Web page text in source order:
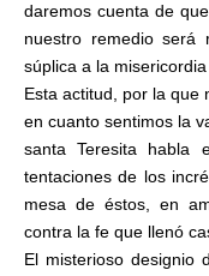
daremos cuenta de
nuestro remedio será
súplica a la misericordia
Esta actitud, por la que
en cuanto sentimos la
santa Teresita habla
tentaciones de los
mesa de éstos, en
contra la fe que llenó
El misterioso designio